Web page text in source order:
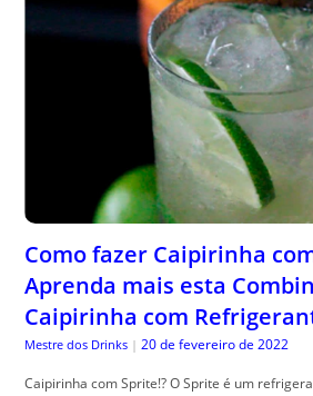
Como fazer Caipirinha
Aprenda mais esta
Caipirinha com
Mestre dos Drinks | 20 de fevereiro de 2022
Caipirinha com Sprite!? O Sprite é um